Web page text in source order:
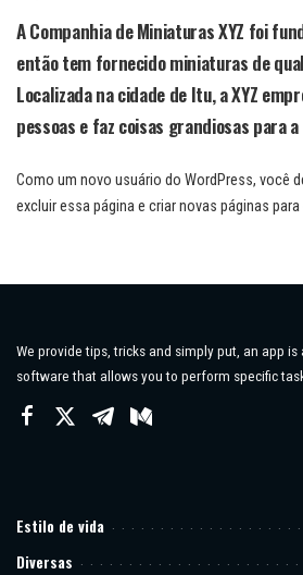
A Companhia de Miniaturas XYZ foi
então tem fornecido miniaturas de
Localizada na cidade de Itu, a XYZ
pessoas e faz coisas grandiosas para
Como um novo usuário do WordPress, você
excluir essa página e criar novas páginas
We provide tips, tricks and simply put, an app is
software that allows you to perform specific
Estilo de vida
Diversas